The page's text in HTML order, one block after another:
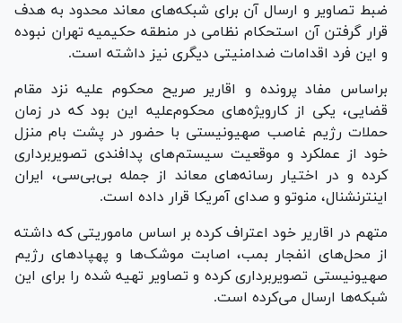
ضبط تصاویر و ارسال آن برای شبکه‌های معاند محدود به هدف
قرار گرفتن آن استحکام نظامی در منطقه حکیمیه تهران نبوده
و این فرد اقدامات ضدامنیتی دیگری نیز داشته است.
براساس مفاد پرونده و اقاریر صریح محکوم علیه نزد مقام
قضایی، یکی از کارویژه‌های محکوم‌علیه این بود که در زمان
حملات رژیم غاصب صهیونیستی با حضور در پشت بام منزل
خود از عملکرد و موقعیت سیستم‌های پدافندی تصویربرداری
کرده و در اختیار رسانه‌های معاند از جمله بی‌بی‌سی، ایران
اینترنشنال، منوتو و صدای آمریکا قرار داده است.
متهم در اقاریر خود اعتراف کرده بر اساس ماموریتی که داشته
از محل‌های انفجار بمب، اصابت موشک‌ها و پهپاد‌های رژیم
صهیونیستی تصویربرداری کرده و تصاویر تهیه شده را برای این
شبکه‌ها ارسال می‌کرده است.